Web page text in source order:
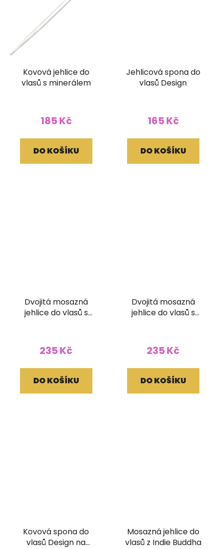
Kovová jehlice do
vlasů s minerálem
185 Kč
DO KOŠÍKU
Jehlicová spona do
vlasů Design
165 Kč
DO KOŠÍKU
Dvojitá mosazná
jehlice do vlasů s
235 Kč
DO KOŠÍKU
Dvojitá mosazná
jehlice do vlasů s
235 Kč
DO KOŠÍKU
Kovová spona do
vlasů Design na
Mosazná jehlice do
vlasů z Indie Buddha